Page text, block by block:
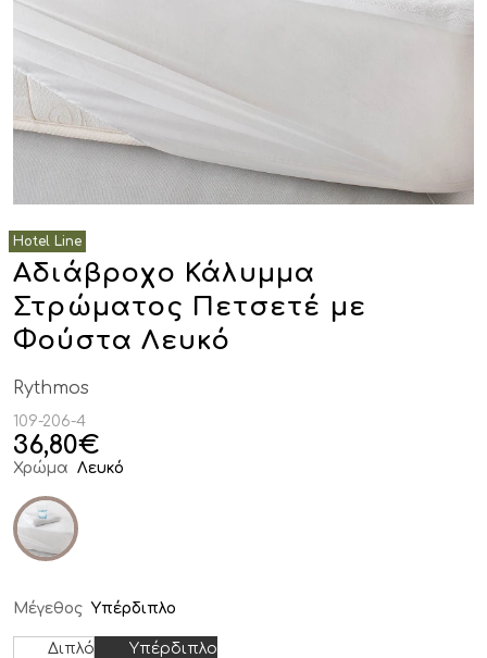
Αδιάβροχο Κάλυμμα
Στρώματος Πετσετέ με
Φούστα Λευκό
Rythmos
109-206-4
36,80€
Χρώμα Λευκό
Μέγεθος Υπέρδιπλο
Διπλό Υπέρδιπλο